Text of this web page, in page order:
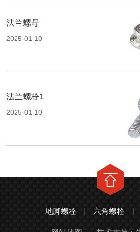
法兰螺母
2025-01-10
法兰螺栓1
2025-01-10
地脚螺栓 六角螺栓